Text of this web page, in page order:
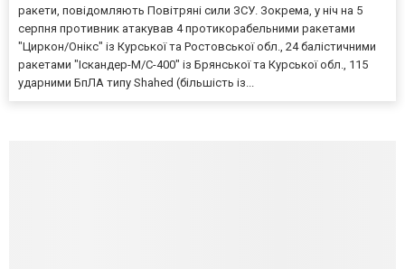
ракети, повідомляють Повітряні сили ЗСУ. Зокрема, у ніч на 5
серпня противник атакував 4 протикорабельними ракетами
"Циркон/Онікс" із Курської та Ростовської обл., 24 балістичними
ракетами "Іскандер-М/С-400" із Брянської та Курської обл., 115
ударними БпЛА типу Shahed (більшість із...